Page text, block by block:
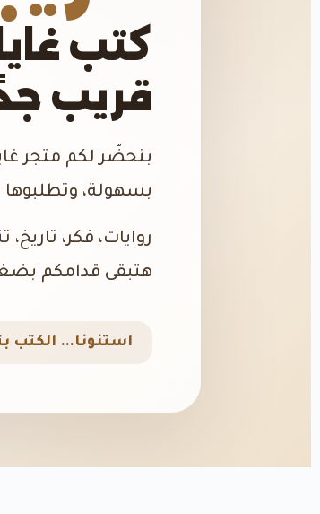
كتب
قريب
بنحضّر لكم متجر
بسهولة،
روايات، فكر،
هتبقى قدامكم
استنونا… الكتب